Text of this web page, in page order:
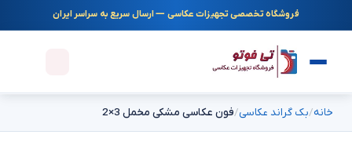
فروشگاه تخصصی تجهیزات عکاسی — ارسال سریع به سراسر ایران
خانه بک گراند عکاسی فون عکاسی مشکی مخمل 3×2